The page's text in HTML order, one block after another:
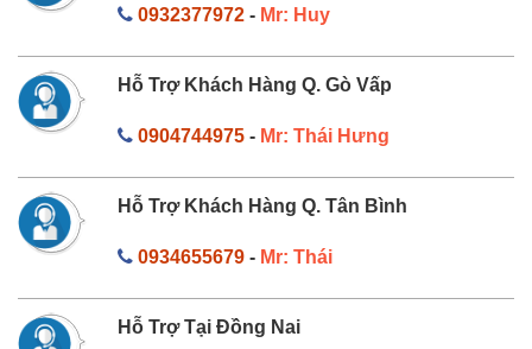
0932377972- Mr: Huy
Hỗ Trợ Khách Hàng Q. Gò Vấp
0904744975- Mr: Thái Hưng
Hỗ Trợ Khách Hàng Q. Tân Bình
0934655679- Mr: Thái
Hỗ Trợ Tại Đồng Nai